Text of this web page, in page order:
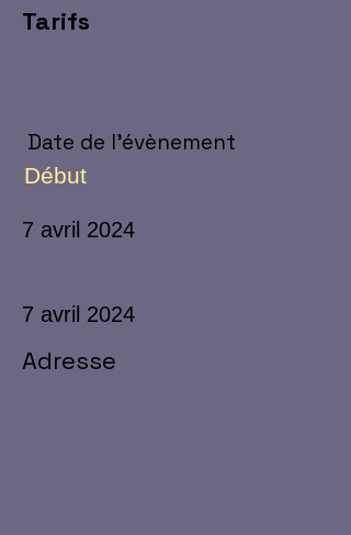
Tarifs
Date de l'évènement
Début
7 avril 2024
7 avril 2024
Adresse